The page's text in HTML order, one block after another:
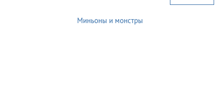
Миньоны и монстры